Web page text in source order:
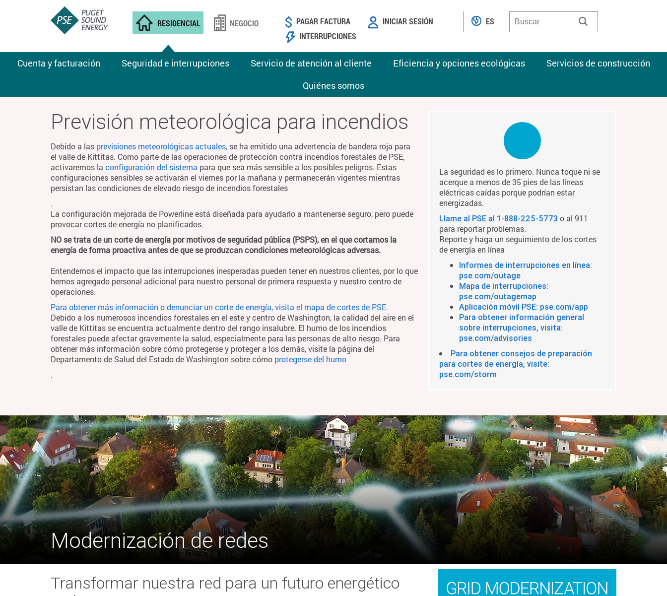
RESIDENCIAL
Cuenta y facturación Seguridad e interrupciones Servicio de atención al cliente Eficiencia y opciones ecológicas
Servicios de construcción
Quiénes somos
NEGOCIO PAGAR FACTURA
INICIAR SESIÓN
INTERRUPCIONES
ES
Previsión meteorológica para incendios
Debido a las previsiones meteorológicas actuales, se ha emitido una advertencia de bandera roja para
el valle de Kittitas. Como parte de las operaciones de protección contra incendios forestales de PSE,
activaremos la configuración del sistema para que sea más sensible a los posibles peligros. Estas
configuraciones sensibles se activarán el viernes por la mañana y permanecerán vigentes mientras
persistan las condiciones de elevado riesgo de incendios forestales
.
La configuración mejorada de Powerline está diseñada para ayudarlo a mantenerse seguro, pero puede
provocar cortes de energía no planificados.
NO se trata de un corte de energía por motivos de seguridad pública (PSPS), en el que cortamos la
energía de forma proactiva antes de que se produzcan condiciones meteorológicas adversas.
Entendemos el impacto que las interrupciones inesperadas pueden tener en nuestros clientes, por lo que
hemos agregado personal adicional para nuestro personal de primera respuesta y nuestro centro de
operaciones.
Para obtener más información o denunciar un corte de energía, visita el mapa de cortes de PSE.
Debido a los numerosos incendios forestales en el este y centro de Washington, la calidad del aire en el
valle de Kittitas se encuentra actualmente dentro del rango insalubre. El humo de los incendios
forestales puede afectar gravemente la salud, especialmente para las personas de alto riesgo. Para
obtener más información sobre cómo protegerse y proteger a los demás, visite la página del
Departamento de Salud del Estado de Washington sobre cómo protegerse del humo
.
La seguridad es lo primero. Nunca toque ni se
acerque a menos de 35 pies de las líneas
eléctricas caídas porque podrían estar
energizadas.
Llame al PSE al 1-888-225-5773 o al 911
para reportar problemas.
Reporte y haga un seguimiento de los cortes
de energía en línea
Informes de interrupciones en línea:
pse.com/outage
Mapa de interrupciones:
pse.com/outagemap
Aplicación móvil PSE: pse.com/app
Para obtener información general
sobre interrupciones, visita:
pse.com/advisories
Para obtener consejos de preparación
para cortes de energía, visite:
pse.com/storm
Modernización de redes
Transformar nuestra red para un futuro energético